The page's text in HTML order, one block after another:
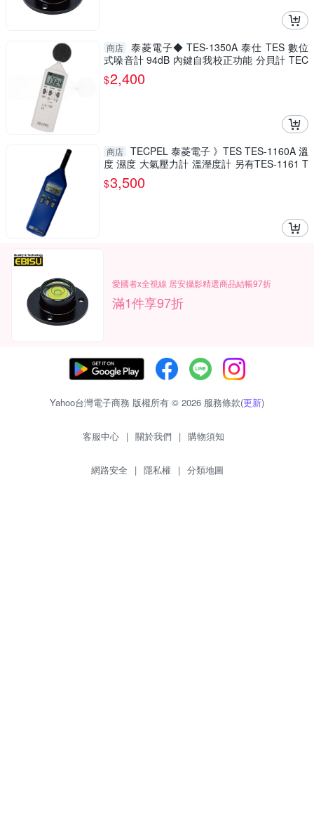
商店
泰菱電子◆ TES-1350A 泰仕 TES 數位
式噪音計 94dB 內鍵自我校正功能 分貝計 TEC
PEL
$2,400
商店 TECPEL 泰菱電子 》TES TES-1160A 溫
度 濕度 大氣壓力計 溫溼度計 另有TES-1161 T
ES-1160
$3,500
愛國者x全視線 居安攝影精選商品結帳97折
滿1件享97折
Yahoo台灣電子商務 版權所有 © 2026 服務條款(更新)
客服中心 | 關於我們 | 購物須知
網路安全 | 隱私權 | 分類地圖